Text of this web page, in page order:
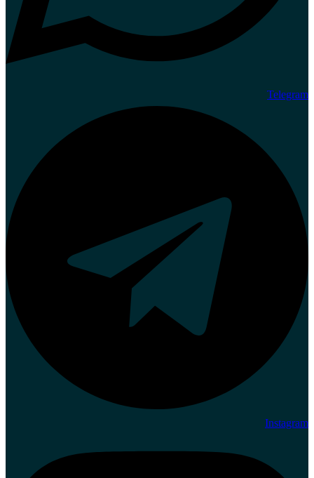
Telegram
Instagram